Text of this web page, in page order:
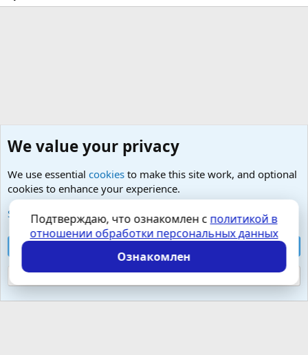
Изучение, преодоление и лечение парафилий
Cookies
Russian (RU)
Условия и правила
Политика конфиденциальности
Помощь
S
S
Локализация отXenForo.Info
We value your privacy
We use essential cookies to make this site work, and optional
cookies to enhance your experience.
See further information and configure your preferences
Reject optional cookies
Подтверждаю, что ознакомлен с политикой в
отношении обработки персональных данных
Ознакомлен